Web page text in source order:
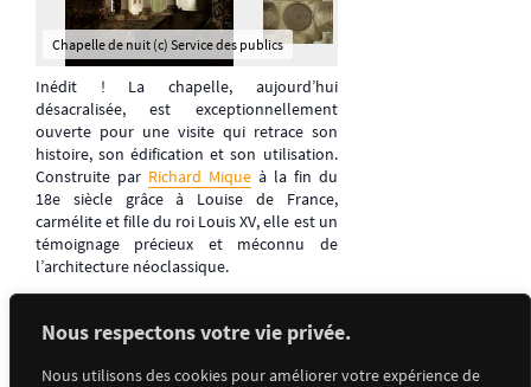
Nous respectons votre vie privée.
Nous utilisons des cookies pour améliorer votre expérience de
Chapelle de nuit (c) Service des publics
Inédit ! La chapelle, aujourd’hui
désacralisée, est exceptionnellement
ouverte pour une visite qui retrace son
histoire, son édification et son utilisation.
Construite par Richard Miqueà la fin du
18e siècle grâce à Louise de France,
carmélite et fille du roi Louis XV, elle est un
témoignage précieux et méconnu de
l’architecture néoclassique.
Retrouvez toute la programmation dans
l’agenda!